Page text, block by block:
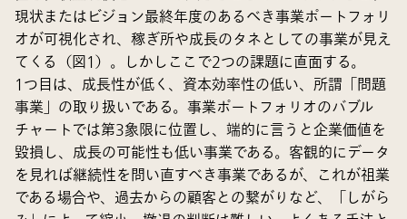
現状またはビジョン最終年度のあるべき事業ポートフォリ
オが可視化され、稼ぎ所や成長のタネとしての事業が見え
てくる（図1）。しかしここで2つの課題に直面する。
1つ目は、成長性が低く、資本効率性の低い、所謂「問題
事業」の取り扱いである。事業ポートフォリオのバブル
チャートでは第3象限に位置し、端的に言うと企業価値を
毀損し、成長の可能性も低い事業である。客観的にデータ
を見れば継続性を問い直すべき事業であるが、これが祖業
である場合や、過去からの顧客との繋がりなど、「しがら